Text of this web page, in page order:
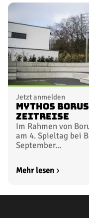
Jetzt anmelden
Mythos
Zeitreise
Im Rahmen von
am 4. Spieltag bei
September...
Mehr lesen